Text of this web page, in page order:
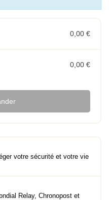
0,00 €
0,00 €
votre sécurité et votre vie
Relay, Chronopost et